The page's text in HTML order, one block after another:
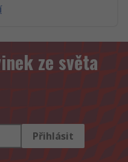
ze světa
Přihlásit